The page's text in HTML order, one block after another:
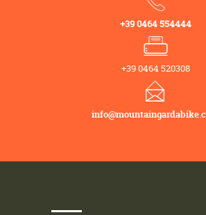
+39 0464 554444
+39 0464 520308